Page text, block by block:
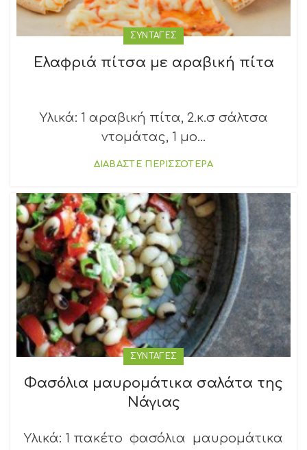
ΣΥΝΤΑΓΕΣ
Ελαφριά πίτσα με αραβική πίτα
Υλικά: 1 αραβική πίτα, 2.κ.σ σάλτσα
ντομάτας, 1 μο...
ΔΙΑΒΑΣΤΕ ΠΕΡΙΣΣΟΤΕΡΑ
ΣΥΝΤΑΓΕΣ
Φασόλια μαυρομάτικα σαλάτα της
Νάγιας
Υλικά: 1 πακέτο φασόλια μαυρομάτικα